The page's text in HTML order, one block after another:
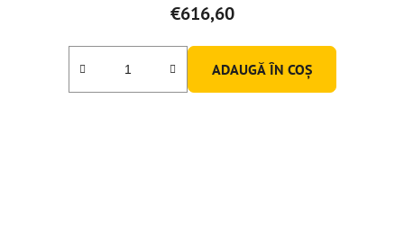
€616,60
ADAUGĂ ÎN COŞ